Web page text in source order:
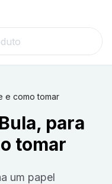
e como tomar
para
tomar